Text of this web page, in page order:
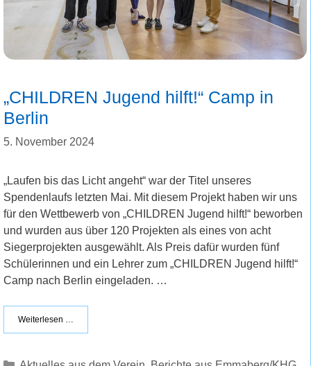
„CHILDREN Jugend hilft!“ Camp in
Berlin
5. November 2024
„Laufen bis das Licht angeht“ war der Titel unseres
Spendenlaufs letzten Mai. Mit diesem Projekt haben wir uns
für den Wettbewerb von „CHILDREN Jugend hilft!“ beworben
und wurden aus über 120 Projekten als eines von acht
Siegerprojekten ausgewählt. Als Preis dafür wurden fünf
Schülerinnen und ein Lehrer zum „CHILDREN Jugend hilft!“
Camp nach Berlin eingeladen. …
Weiterlesen …
Kategorien